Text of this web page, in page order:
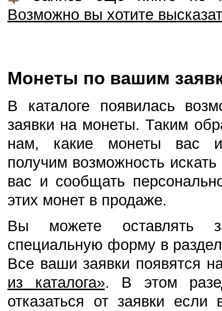
Возможно вы хотите
Монеты по вашим
В каталоге появилась
заявки на монеты. Таким
нам, какие монеты вас
получим возможность
вас и сообщать
этих монет в продаже.
Вы можете оставлять
специальную форму в
Все ваши заявки появятся
из каталога». В этом
отказаться от заявки